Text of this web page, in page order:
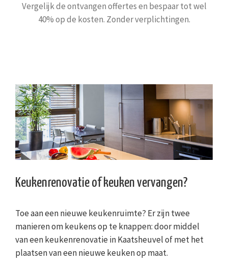
Vergelijk de ontvangen offertes en bespaar tot wel
40% op de kosten. Zonder verplichtingen.
Keukenrenovatie of keuken vervangen?
Toe aan een nieuwe keukenruimte? Er zijn twee
manieren om keukens op te knappen: door middel
van een keukenrenovatie in Kaatsheuvel of met het
plaatsen van een nieuwe keuken op maat.